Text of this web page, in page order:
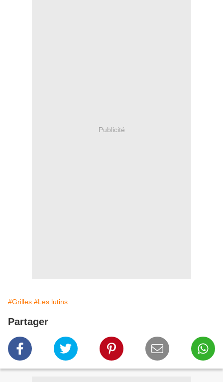
Publicité
#Grilles #Les lutins
Partager